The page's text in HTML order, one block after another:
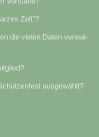
Zelt"?
die vielen Daten ver­wal­
ausgewählt?